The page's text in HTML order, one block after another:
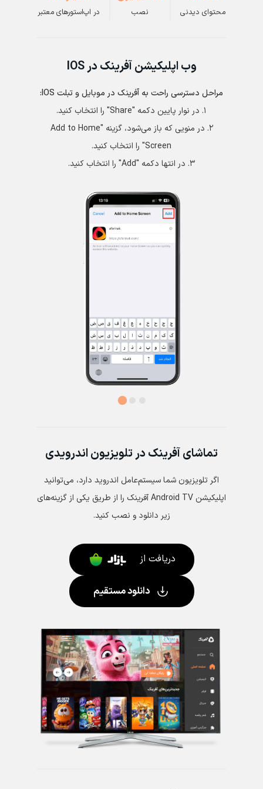
محتوای دیدنی نصب در اپ‌استورهای معتبر
وب اپلیکیشن آفرینک در IOS
مراحل دسترسی راحت به آفرینک در موبایل و تبلت IOS:
١. در نوار پایین دکمه "Share" را انتخاب کنید.
۲. در منویی که باز می‌شود، گزینه "Add to Home
Screen" را انتخاب کنید.
۳. در انتها دکمه "Add" را انتخاب کنید.
تماشای آفرینک در تلویزیون اندرویدی
اگر تلویزیون شما سیستم‌عامل اندروید دارد، می‌توانید
اپلیکیشن Android TV آفرینک را از طریق یکی از گزینه‌های
زیر دانلود و نصب کنید.
دریافت از
دانلود مستقیم